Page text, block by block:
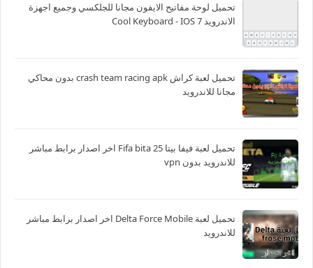
تحميل لوحة مفاتيح الايفون مجانا للجلكسي وجميع اجهزة
الاندرويد Cool Keyboard - IOS 7
تحميل لعبة كراش crash team racing apk بدون محاكي
مجانا للاندرويد
تحميل لعبة فيفا بيتا 25 Fifa bita اخر اصدار برابط مباشر
للاندرويد بدون vpn
تحميل لعبة Delta Force Mobile اخر اصدار برابط مباشر
للاندرويد